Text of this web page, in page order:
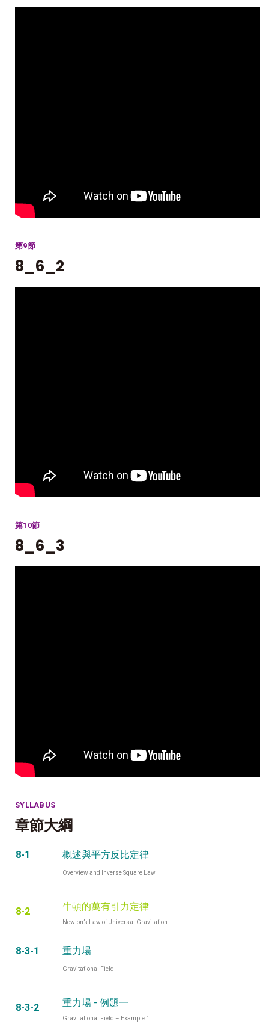
第9節
8_6_2
第10節
8_6_3
SYLLABUS
章節大綱
8-1 概述與平方反比定律
Overview and Inverse Square Law
8-2 牛頓的萬有引力定律
Newton’s Law of Universal Gravitation
8-3-1 重力場
Gravitational Field
8-3-2 重力場 - 例題一
Gravitational Field – Example 1